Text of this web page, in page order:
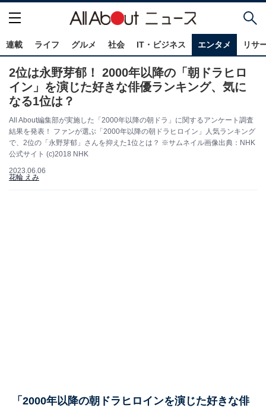
連載 ライフ グルメ 社会 IT・ビジネス エンタメ リサ
2位は永野芽郁！ 2000年以降の「朝ドラヒロ
イン」を演じた好きな俳優ランキング、気に
なる1位は？
All About編集部が実施した「2000年以降の朝ドラ」に関するアンケート調査
結果を発表！ ファンが選ぶ「2000年以降の朝ドラヒロイン」人気ランキング
で、2位の「永野芽郁」さんを抑えた1位とは？ ※サムネイル画像出典：NHK
公式サイト (c)2018 NHK
2023.06.06
花輪 えみ
「2000年以降の朝ドラヒロインを演じた好きな俳